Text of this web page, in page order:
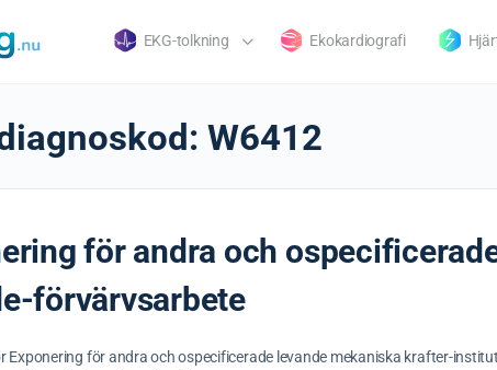
EKG-tolkning Ekokardiografi
W6412
för andra och
förvärvsarbete
Exponering för andra och ospecificerade levande mekaniska krafter-